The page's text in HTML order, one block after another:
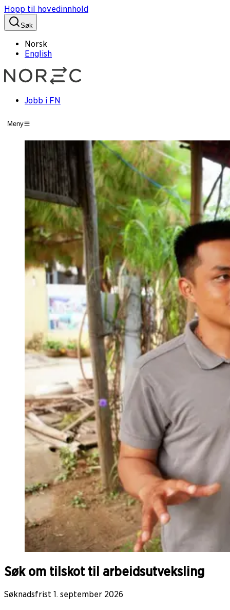
Hopp til hovedinnhold
Søk
Norsk
English
Jobb i FN
Meny
Søk om tilskot til arbeidsutveksling
Søknadsfrist 1. september 2026